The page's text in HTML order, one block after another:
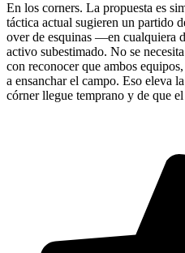
En los corners. La propuesta es
táctica actual sugieren un partido
over de esquinas —en cualquiera
activo subestimado. No se
con reconocer que ambos
a ensanchar el campo. Eso eleva
córner llegue temprano y de que